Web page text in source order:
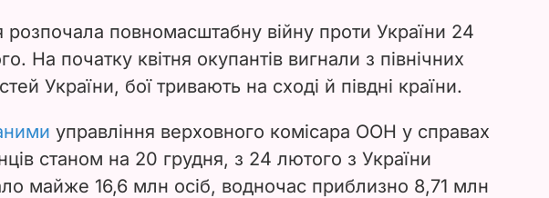
розпочала повномасштабну війну проти України 24
На початку квітня окупантів вигнали з північних
України, бої тривають на сході й півдні країни.
управління верховного комісара ООН у справах
станом на 20 грудня, з 24 лютого з України
майже 16,6 млн осіб, водночас приблизно 8,71 млн